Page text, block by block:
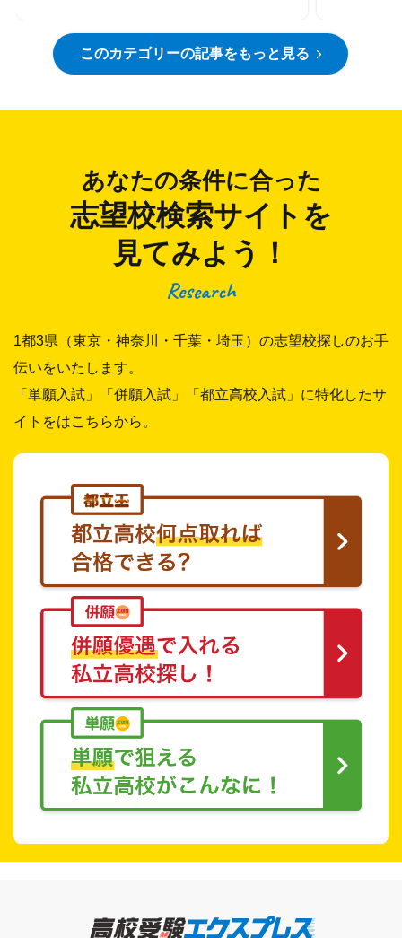
このカテゴリーの記事をもっと見る
あなたの条件に合った
志望校検索サイトを
見てみよう！
Research
1都3県（東京・神奈川・千葉・埼玉）の志望校探しのお手
伝いをいたします。
「単願入試」「併願入試」「都立高校入試」に特化したサ
イトをはこちらから。